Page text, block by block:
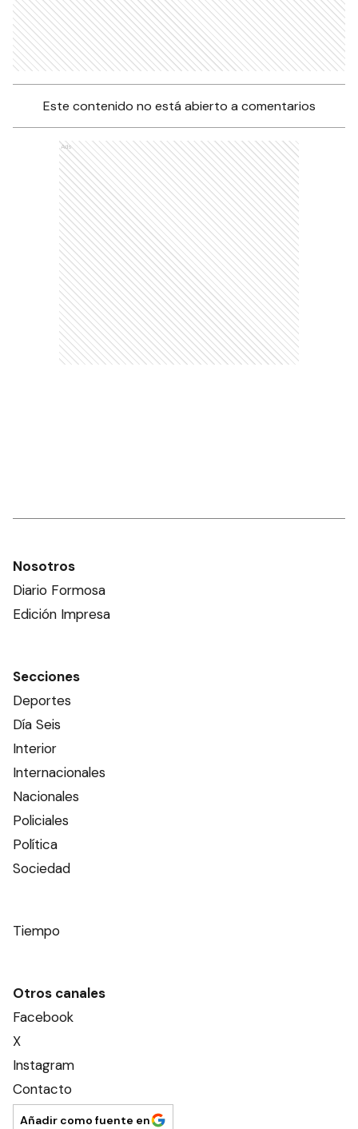
Este contenido no está abierto a comentarios
Ads
Nosotros
Diario Formosa
Edición Impresa
Secciones
Deportes
Día Seis
Interior
Internacionales
Nacionales
Policiales
Política
Sociedad
Tiempo
Otros canales
Facebook
X
Instagram
Contacto
Añadir como fuente en